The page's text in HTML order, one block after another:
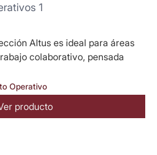
1
Altus es ideal para áreas
colaborativo, pensada
Operativo
producto